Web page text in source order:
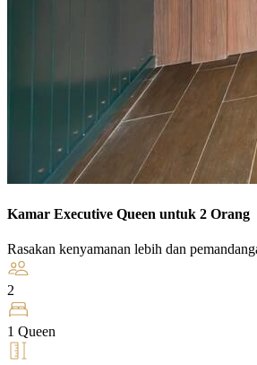
Kamar Executive Queen untuk 2 Orang
Rasakan kenyamanan lebih dan
2
1 Queen